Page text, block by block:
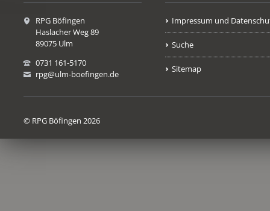
RPG Böfingen
Haslacher Weg 89
89075 Ulm
0731 161-5170
rpg@ulm-boefingen.de
Impressum und
Suche
Sitemap
© RPG Böfingen 2026